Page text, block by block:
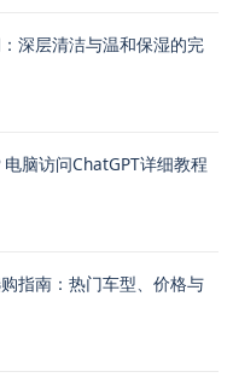
深层清洁与温和保湿的完
脑访问ChatGPT详细教程
指南：热门车型、价格与